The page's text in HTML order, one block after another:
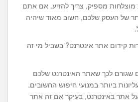
מוצלחות מספיק, צריך להזיע. אם אתם
של העסק שלכם, חשוב מאוד שיהיה
קידום אתר אינטרנט? בשביל מי זה
שגורם לכך שאתר האינטרנט שלכם
ביותר במנועי חיפוש החשובים.
אתר באינטרנט, בעיקר אם זה אתר